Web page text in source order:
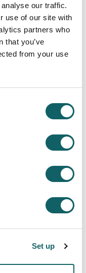
our traffic.
use of our site with
partners who
that you’ve
from your use
Set up
de